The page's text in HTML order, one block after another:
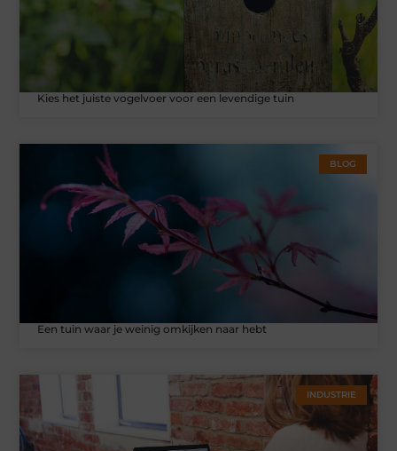
Kies het juiste vogelvoer voor een levendige tuin
BLOG
Een tuin waar je weinig omkijken naar hebt
INDUSTRIE